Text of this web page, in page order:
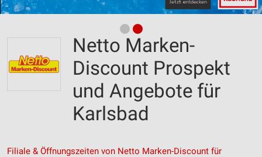
Netto Marken-
Discount Prospekt
und Angebote für
Karlsbad
Filiale & Öffnungszeiten von Netto Marken-Discount für